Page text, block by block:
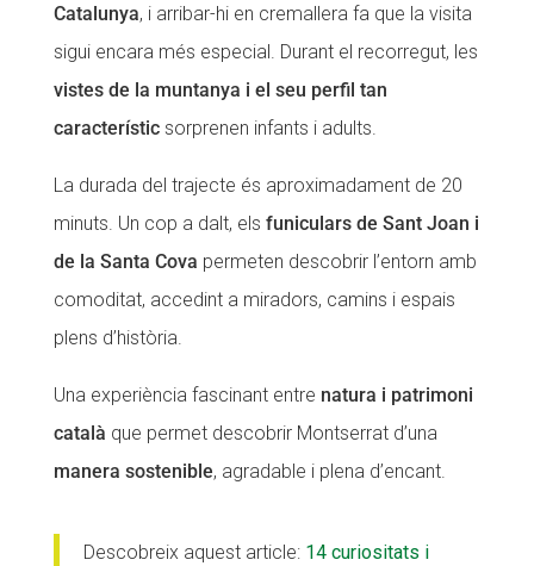
Catalunya, i arribar-hi en cremallera fa que la visita
sigui encara més especial. Durant el recorregut, les
vistes de la muntanya i el seu perfil tan
característicsorprenen infants i adults.
La durada del trajecte és aproximadament de 20
minuts. Un cop a dalt, els funiculars de Sant Joan i
de la Santa Cova permeten descobrir l’entorn amb
comoditat, accedint a miradors, camins i espais
plens d’història.
Una experiència fascinant entre natura i patrimoni
català que permet descobrir Montserrat d’una
manera sostenible, agradable i plena d’encant.
Descobreix aquest article: 14 curiositats i